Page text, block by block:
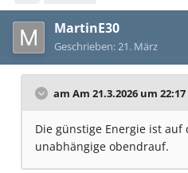
MartinE30
Geschrieben: 21. März
am Am 21.3.2026 um
Die günstige Energie ist auf
unabhängige obendrauf.